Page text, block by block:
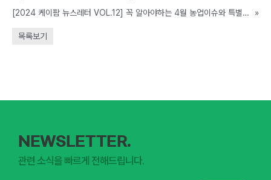
[2024 케이팜 뉴스레터 VOL.12] 꼭 알아야하는 4월 농업이슈와 특별 프로모션을 확인하세요!
»
목록보기
NEWSLETTER.
관련 소식을 빠르게 전해드립니다.